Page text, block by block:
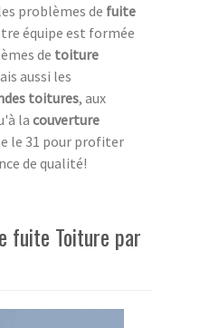
problèmes de fuite
équipe est formée
de toiture
aussi les
toitures, aux
la couverture
le 31 pour profiter
de qualité!
fuite Toiture par